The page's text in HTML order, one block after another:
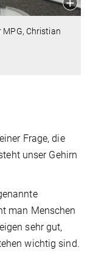
MPG, Christian
Frage, die
unser Gehirn
man Menschen
sehr gut,
wichtig sind.